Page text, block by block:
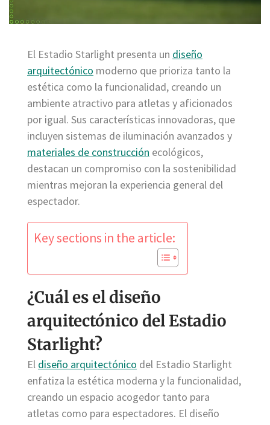
El Estadio Starlight presenta un diseño
arquitectónico moderno que prioriza tanto la
estética como la funcionalidad, creando un
ambiente atractivo para atletas y aficionados
por igual. Sus características innovadoras, que
incluyen sistemas de iluminación avanzados y
materiales de construcción ecológicos,
destacan un compromiso con la sostenibilidad
mientras mejoran la experiencia general del
espectador.
Key sections in the article:
¿Cuál es el diseño
arquitectónico del Estadio
Starlight?
El diseño arquitectónico del Estadio Starlight
enfatiza la estética moderna y la funcionalidad,
creando un espacio acogedor tanto para
atletas como para espectadores. El diseño